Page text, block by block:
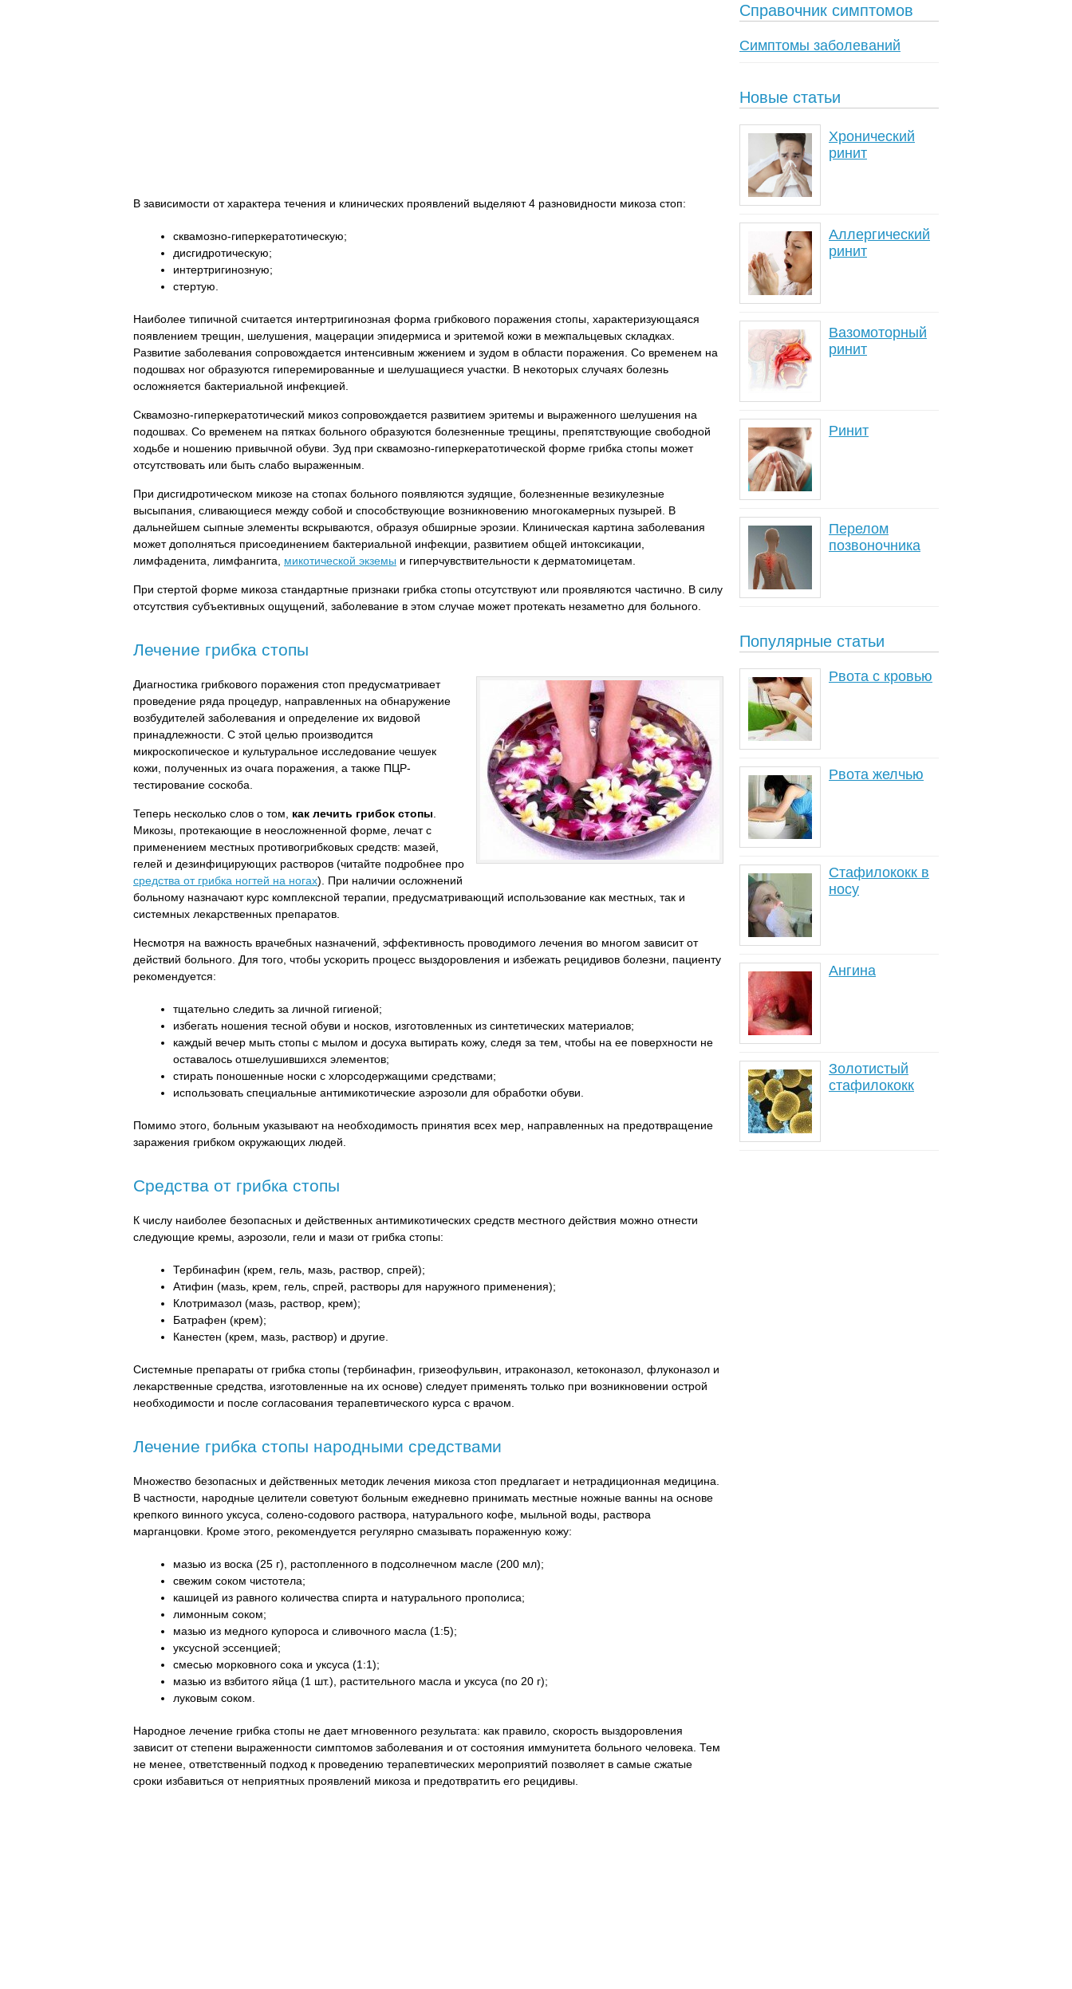
В зависимости от характера течения и клинических проявлений выделяют 4 разновидности микоза стоп:
сквамозно-гиперкератотическую;
дисгидротическую;
интертригинозную;
стертую.
Наиболее типичной считается интертригинозная форма грибкового поражения стопы, характеризующаяся
появлением трещин, шелушения, мацерации эпидермиса и эритемой кожи в межпальцевых складках.
Развитие заболевания сопровождается интенсивным жжением и зудом в области поражения. Со временем на
подошвах ног образуются гиперемированные и шелушащиеся участки. В некоторых случаях болезнь
осложняется бактериальной инфекцией.
Сквамозно-гиперкератотический микоз сопровождается развитием эритемы и выраженного шелушения на
подошвах. Со временем на пятках больного образуются болезненные трещины, препятствующие свободной
ходьбе и ношению привычной обуви. Зуд при сквамозно-гиперкератотической форме грибка стопы может
отсутствовать или быть слабо выраженным.
При дисгидротическом микозе на стопах больного появляются зудящие, болезненные везикулезные
высыпания, сливающиеся между собой и способствующие возникновению многокамерных пузырей. В
дальнейшем сыпные элементы вскрываются, образуя обширные эрозии. Клиническая картина заболевания
может дополняться присоединением бактериальной инфекции, развитием общей интоксикации,
лимфаденита, лимфангита, микотической экземы и гиперчувствительности к дерматомицетам.
При стертой форме микоза стандартные признаки грибка стопы отсутствуют или проявляются частично. В силу
отсутствия субъективных ощущений, заболевание в этом случае может протекать незаметно для больного.
Лечение грибка стопы
Диагностика грибкового поражения стоп предусматривает
проведение ряда процедур, направленных на обнаружение
возбудителей заболевания и определение их видовой
принадлежности. С этой целью производится
микроскопическое и культуральное исследование чешуек
кожи, полученных из очага поражения, а также ПЦР-
тестирование соскоба.
Теперь несколько слов о том, как лечить грибок стопы
Микозы, протекающие в неосложненной форме, лечат с
применением местных противогрибковых средств: мазей,
гелей и дезинфицирующих растворов (читайте подробнее про
средства от грибка ногтей на ногах). При наличии осложнений
больному назначают курс комплексной терапии, предусматривающий использование как местных, так и
системных лекарственных препаратов.
Несмотря на важность врачебных назначений, эффективность проводимого лечения во многом зависит от
действий больного. Для того, чтобы ускорить процесс выздоровления и избежать рецидивов болезни, пациенту
рекомендуется:
тщательно следить за личной гигиеной;
избегать ношения тесной обуви и носков, изготовленных из синтетических материалов;
каждый вечер мыть стопы с мылом и досуха вытирать кожу, следя за тем, чтобы на ее поверхности не
оставалось отшелушившихся элементов;
стирать поношенные носки с хлорсодержащими средствами;
использовать специальные антимикотические аэрозоли для обработки обуви.
Помимо этого, больным указывают на необходимость принятия всех мер, направленных на предотвращение
заражения грибком окружающих людей.
Средства от грибка стопы
К числу наиболее безопасных и действенных антимикотических средств местного действия можно отнести
следующие кремы, аэрозоли, гели и мази от грибка стопы:
Тербинафин (крем, гель, мазь, раствор, спрей);
Атифин (мазь, крем, гель, спрей, растворы для наружного применения);
Клотримазол (мазь, раствор, крем);
Батрафен (крем);
Канестен (крем, мазь, раствор) и другие.
Системные препараты от грибка стопы (тербинафин, гризеофульвин, итраконазол, кетоконазол, флуконазол и
лекарственные средства, изготовленные на их основе) следует применять только при возникновении острой
необходимости и после согласования терапевтического курса с врачом.
Лечение грибка стопы народными средствами
Множество безопасных и действенных методик лечения микоза стоп предлагает и нетрадиционная медицина.
В частности, народные целители советуют больным ежедневно принимать местные ножные ванны на основе
крепкого винного уксуса, солено-содового раствора, натурального кофе, мыльной воды, раствора
марганцовки. Кроме этого, рекомендуется регулярно смазывать пораженную кожу:
мазью из воска (25 г), растопленного в подсолнечном масле (200 мл);
свежим соком чистотела;
кашицей из равного количества спирта и натурального прополиса;
лимонным соком;
мазью из медного купороса и сливочного масла (1:5);
уксусной эссенцией;
смесью морковного сока и уксуса (1:1);
мазью из взбитого яйца (1 шт.), растительного масла и уксуса (по 20 г);
луковым соком.
Народное лечение грибка стопы не дает мгновенного результата: как правило, скорость выздоровления
зависит от степени выраженности симптомов заболевания и от состояния иммунитета больного человека. Тем
не менее, ответственный подход к проведению терапевтических мероприятий позволяет в самые сжатые
сроки избавиться от неприятных проявлений микоза и предотвратить его рецидивы.
Справочник симптомов
Симптомы заболеваний
Новые статьи
Хронический
ринит
Аллергический
ринит
Вазомоторный
ринит
Ринит
Перелом
позвоночника
Популярные статьи
Рвота с кровью
Рвота желчью
Стафилококк в
носу
Ангина
Золотистый
стафилококк